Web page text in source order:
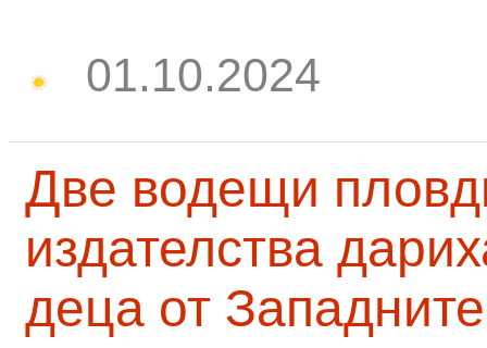
01.10.2024
Две водещи
издателства
деца от